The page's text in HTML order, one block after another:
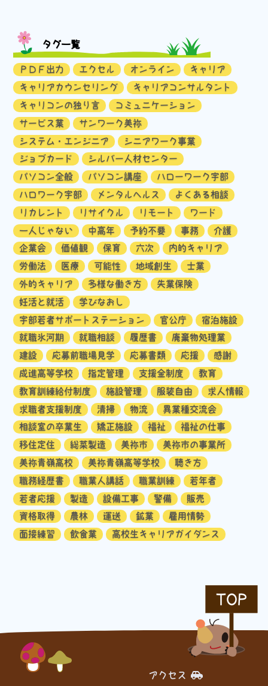
タグ一覧
ＰＤＦ出力 エクセル オンライン
キャリア
キャリアカウンセリング
キャリアコンサルタント
キャリコンの独り言
コミュニケーション
サービス業
サンワーク美祢
システム・エンジニア
シニアワーク事業
ジョブカード
シルバー人材センター
パソコン全般
パソコン講座
ハローワーク宇部
ハロワーク宇部
メンタルヘルス
よくある相談
リカレント
リサイクル リモート
ワード
一人じゃない
中高年 予約不要 事務
介護
企業会
価値観 保育 六次
内的キャリア
労働法
医療 可能性 地域創生
士業
外的キャリア
多様な働き方
失業保険
妊活と就活
学びなおし
宇部若者サポートステーション
官公庁
宿泊施設
就職氷河期
就職相談 履歴書
廃棄物処理業
建設
応募前職場見学 応募書類 応援
感謝
成進高等学校
指定管理 支援金制度
教育
教育訓練給付制度
施設管理 服装自由
求人情報
求職者支援制度
清掃 物流
異業種交流会
相談室の卒業生
矯正施設 福祉
福祉の仕事
移住定住
総菜製造 美祢市
美祢市の事業所
美祢青嶺高校
美祢青嶺高等学校
聴き方
職務経歴書
職業人講話 職業訓練
若年者
若者応援
製造 設備工事 警備
販売
資格取得
農林 運送 鉱業
雇用情勢
面接練習
飲食業 高校生キャリアガイダンス
TOP
アクセス